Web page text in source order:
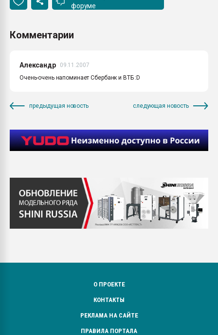
форуме
Комментарии
Александр
09.11.2007
Очень-очень напоминает Сбербанк и ВТБ :D
предыдущая новость следующая новость
О ПРОЕКТЕ
КОНТАКТЫ
РЕКЛАМА НА САЙТЕ
ПРАВИЛА ПОРТАЛА